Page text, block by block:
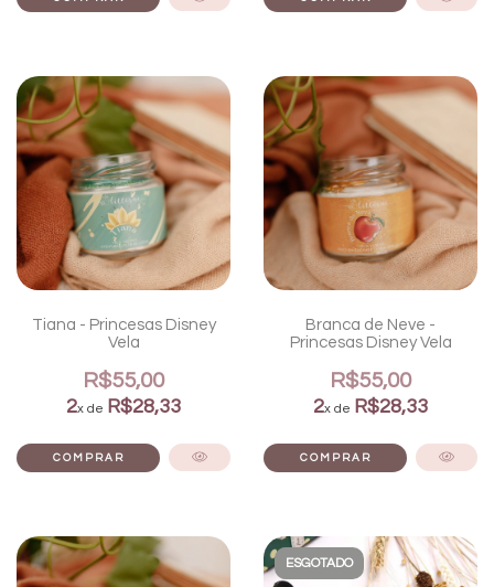
Tiana - Princesas Disney
Vela
R$55,00
2x de R$28,33
Branca de Neve -
Princesas Disney Vela
R$55,00
2x de R$28,33
ESGOTADO